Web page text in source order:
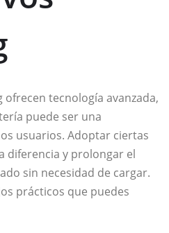
ofrecen tecnología avanzada,
puede ser una
usuarios. Adoptar ciertas
diferencia y prolongar el
sin necesidad de cargar.
prácticos que puedes